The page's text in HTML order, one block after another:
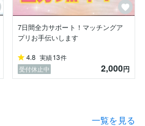
い！
る方々の駆け込み寺となり
みをお聞きし一緒に解決策
・‥…─*・‥…─*・‥…─
7日間全力サポート！マッチングア
プリお手伝いします
4.8 実績13件
受付休止中
2,000円
一覧を見る